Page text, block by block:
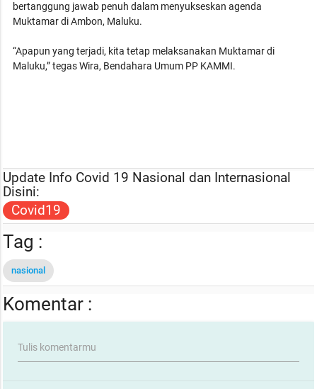
bertanggung jawab penuh dalam menyukseskan agenda
Muktamar di Ambon, Maluku.
“Apapun yang terjadi, kita tetap melaksanakan Muktamar di
Maluku,” tegas Wira, Bendahara Umum PP KAMMI.
Update Info Covid 19 Nasional dan Internasional
Disini:
Covid19
Tag :
nasional
Komentar :
Tulis komentarmu